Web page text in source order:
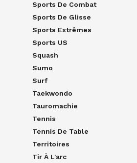
Sports De Combat
Sports De Glisse
Sports Extrêmes
Sports US
Squash
Sumo
Surf
Taekwondo
Tauromachie
Tennis
Tennis De Table
Territoires
Tir À L'arc